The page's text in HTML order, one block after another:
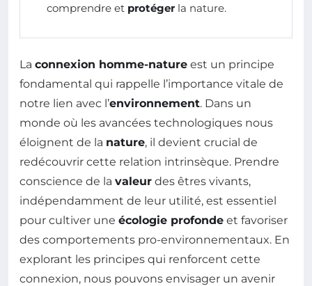
comprendre et protéger la nature.
La connexion homme-nature est un principe
fondamental qui rappelle l’importance vitale de
notre lien avec l’environnement. Dans un
monde où les avancées technologiques nous
éloignent de la nature, il devient crucial de
redécouvrir cette relation intrinsèque. Prendre
conscience de la valeur des êtres vivants,
indépendamment de leur utilité, est essentiel
pour cultiver une écologie profonde et favoriser
des comportements pro-environnementaux. En
explorant les principes qui renforcent cette
connexion, nous pouvons envisager un avenir